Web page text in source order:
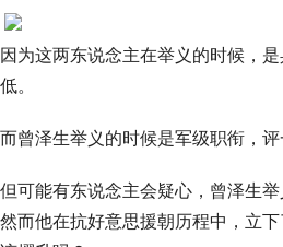
因为这两东说念主在举义的时候，
低。
而曾泽生举义的时候是军级职衔，评
但可能有东说念主会疑心，曾泽生
然而他在抗好意思援朝历程中，立